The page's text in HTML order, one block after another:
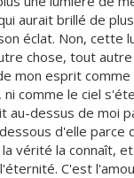
aurait brillé de
éclat. Non, cette
chose, tout
mon esprit
ni comme le ciel
au-dessus de moi
d'elle parce
vérité la connaît,
C'est